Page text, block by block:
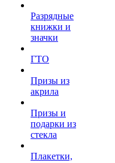
Разрядные
книжки и
значки
ГТО
Призы из
акрила
Призы и
подарки из
стекла
Плакетки,